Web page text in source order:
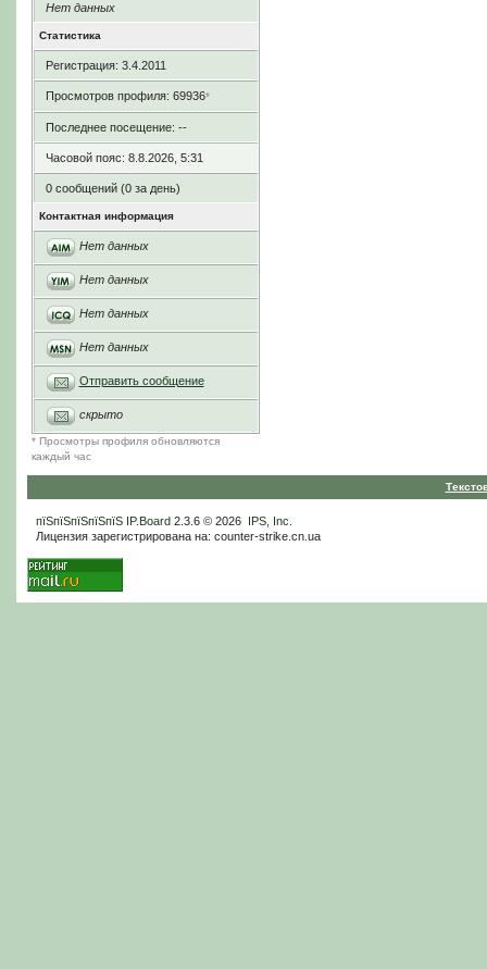
Нет данных
Статистика
Регистрация: 3.4.2011
Просмотров профиля: 69936*
Последнее посещение: --
Часовой пояс: 8.8.2026, 5:31
0 сообщений (0 за день)
Контактная информация
Нет данных
Нет данных
Нет данных
Нет данных
Отправить сообщение
скрыто
* Просмотры профиля обновляются
каждый час
пїЅпїЅпїЅпїЅпїЅ IP.Board2.3.6 © 2026 IPS, Inc
Лицензия зарегистрирована на: counter-strike.cn.ua